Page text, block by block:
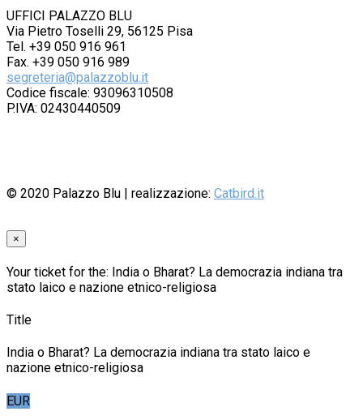
UFFICI PALAZZO BLU
Via Pietro Toselli 29, 56125 Pisa
Tel. +39 050 916 961
Fax. +39 050 916 989
segreteria@palazzoblu.it
Codice fiscale: 93096310508
P.IVA: 02430440509
© 2020 Palazzo Blu | realizzazione: Catbird.it
×
Your ticket for the: India o Bharat? La democrazia indiana tra
stato laico e nazione etnico-religiosa
Title
India o Bharat? La democrazia indiana tra stato laico e
nazione etnico-religiosa
EUR